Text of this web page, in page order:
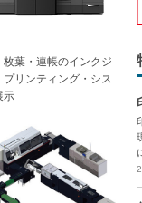
枚葉・連帳のインクジ
プリンティング・シス
示